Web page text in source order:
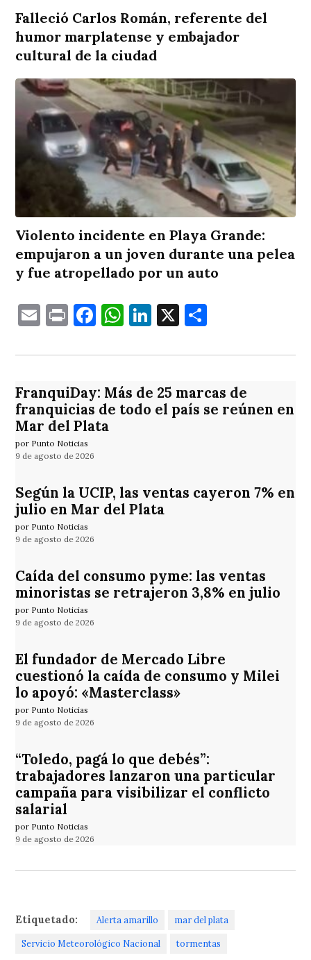
Falleció Carlos Román, referente del
humor marplatense y embajador
cultural de la ciudad
Violento incidente en Playa Grande:
empujaron a un joven durante una pelea
y fue atropellado por un auto
EmailPrintFacebook
WhatsApp
LinkedIn
X
FranquiDay: Más de 25 marcas de
franquicias de todo el país se reúnen en
Mar del Plata
por Punto Noticias
9 de agosto de 2026
Según la UCIP, las ventas cayeron 7% en
julio en Mar del Plata
por Punto Noticias
9 de agosto de 2026
Caída del consumo pyme: las ventas
minoristas se retrajeron 3,8% en julio
por Punto Noticias
9 de agosto de 2026
El fundador de Mercado Libre
cuestionó la caída de consumo y Milei
lo apoyó: «Masterclass»
por Punto Noticias
9 de agosto de 2026
“Toledo, pagá lo que debés”:
trabajadores lanzaron una particular
campaña para visibilizar el conflicto
salarial
por Punto Noticias
9 de agosto de 2026
Etiquetado: Alerta amarillo mar del plata
Servicio Meteorológico Nacional tormentas